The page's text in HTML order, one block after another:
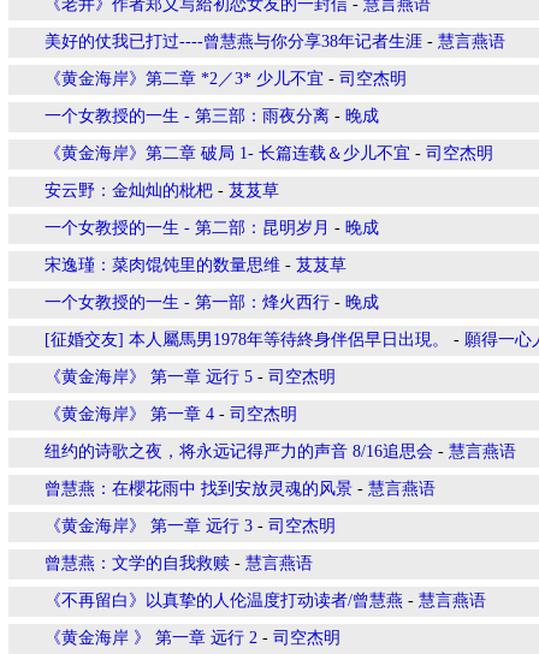
《老井》作者郑义写給初恋女友的一封信 - 慧言燕语
美好的仗我已打过----曾慧燕与你分享38年记者生涯 - 慧言燕语
《黄金海岸》第二章 *2／3* 少儿不宜 - 司空杰明
一个女教授的一生 - 第三部：雨夜分离 - 晚成
《黄金海岸》第二章 破局 1- 长篇连载＆少儿不宜 - 司空杰明
安云野：金灿灿的枇杷 - 芨芨草
一个女教授的一生 - 第二部：昆明岁月 - 晚成
宋逸瑾：菜肉馄饨里的数量思维 - 芨芨草
一个女教授的一生 - 第一部：烽火西行 - 晚成
[征婚交友] 本人屬馬男1978年等待終身伴侶早日出現。 - 願得一心
《黄金海岸》 第一章 远行 5 - 司空杰明
《黄金海岸》 第一章 4 - 司空杰明
纽约的诗歌之夜，将永远记得严力的声音 8/16追思会 - 慧言燕语
曾慧燕：在櫻花雨中 找到安放灵魂的风景 - 慧言燕语
《黄金海岸》 第一章 远行 3 - 司空杰明
曾慧燕：文学的自我救赎 - 慧言燕语
《不再留白》以真挚的人伦温度打动读者/曾慧燕 - 慧言燕语
《黄金海岸 》 第一章 远行 2 - 司空杰明